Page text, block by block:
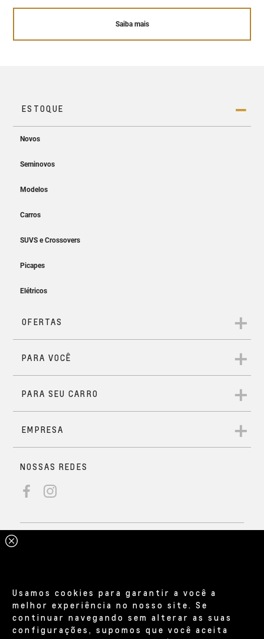
Saiba mais
Usamos cookies para garantir a você a
melhor experiência no nosso site. Se
continuar navegando sem alterar as suas
configurações, supomos que você aceita